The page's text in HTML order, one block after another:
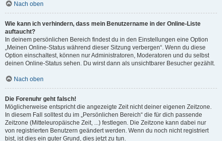
Nach oben
Wie kann ich verhindern, dass mein Benutzername in der Online-Liste
auftaucht?
In deinem persönlichen Bereich findest du in den Einstellungen eine Option
„Meinen Online-Status während dieser Sitzung verbergen“. Wenn du diese
Option einschaltest, können nur Administratoren, Moderatoren und du selbst
deinen Online-Status sehen. Du wirst dann als unsichtbarer Besucher gezählt.
Nach oben
Die Forenuhr geht falsch!
Möglicherweise entspricht die angezeigte Zeit nicht deiner eigenen Zeitzone.
In diesem Fall solltest du im „Persönlichen Bereich“ die für dich passende
Zeitzone (Mitteleuropäische Zeit, ...) festlegen. Die Zeitzone kann dabei nur
von registrierten Benutzern geändert werden. Wenn du noch nicht registriert
bist, ist dies ein guter Grund, dies jetzt zu tun.